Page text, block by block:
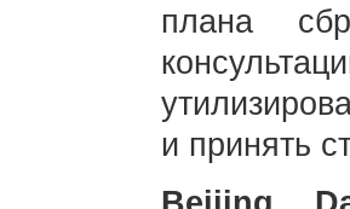
плана
и принять